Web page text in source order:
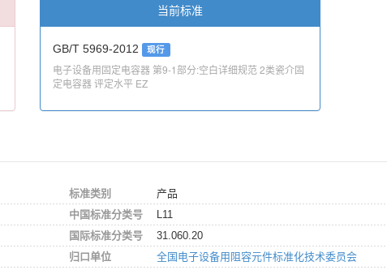
当前标准
GB/T 5969-2012 现行
电子设备用固定电容器 第9-1部分:空白详细规范 2类瓷介固
定电容器 评定水平 EZ
标准类别
产品
中国标准分类号
L11
国际标准分类号
31.060.20
归口单位
全国电子设备用阻容元件标准化技术委员会